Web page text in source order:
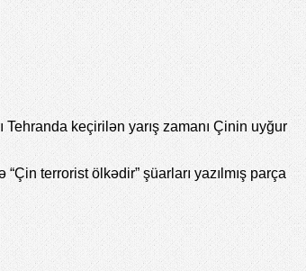
keçirilən yarış zamanı Çinin uyğur
terrorist ölkədir” şüarları yazılmış parça